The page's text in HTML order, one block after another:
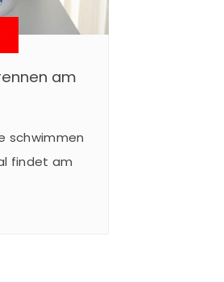
am
schwimmen
findet am
des